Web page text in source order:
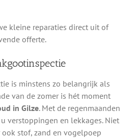
kleine reparaties direct uit of
offerte.
is minstens zo belangrijk als
van de zomer is hét moment
in Gilze. Met de regenmaanden
verstoppingen en lekkages. Niet
stof, zand en vogelpoep